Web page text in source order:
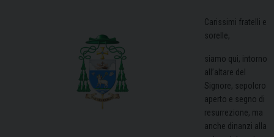
Carissimi fratelli e
sorelle,
siamo qui, intorno
all’altare del
Signore, sepolcro
aperto e segno di
resurrezione, ma
anche dinanzi alla